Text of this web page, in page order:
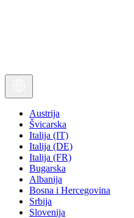
Austrija
Švicarska
Italija (IT)
Italija (DE)
Italija (FR)
Bugarska
Albanija
Bosna i Hercegovina
Srbija
Slovenija